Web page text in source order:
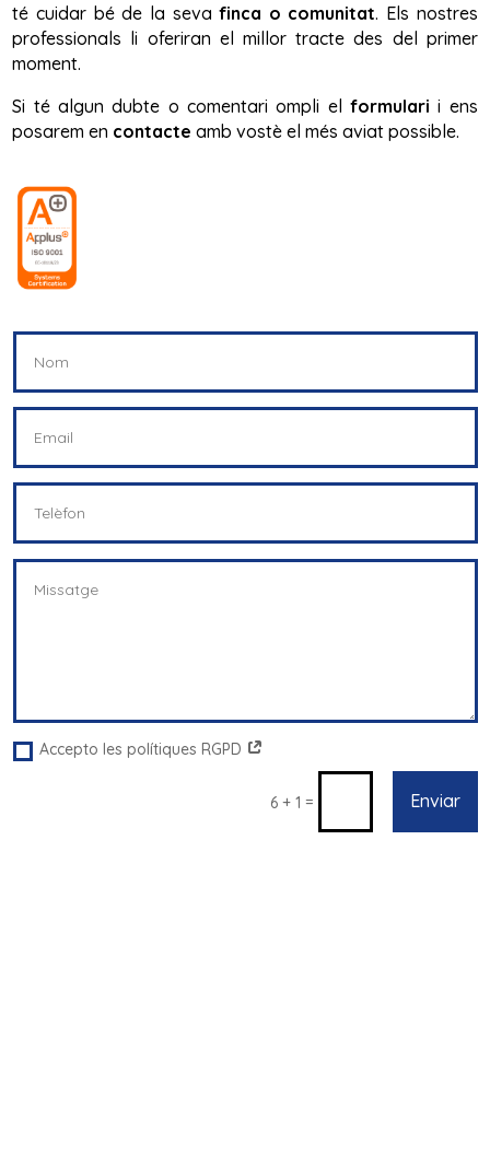
té cuidar bé de la seva finca o comunitat. Els nostres
professionals li oferiran el millor tracte des del primer
moment.
Si té algun dubte o comentari ompli elformulari i ens
posarem en contacte amb vostè el més aviat possible.
Accepto les polítiques RGPD
6 + 1 = Enviar